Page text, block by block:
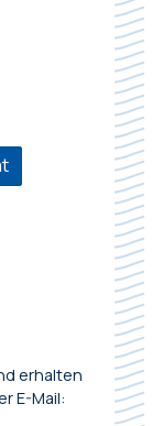
erhalten
E-Mail: